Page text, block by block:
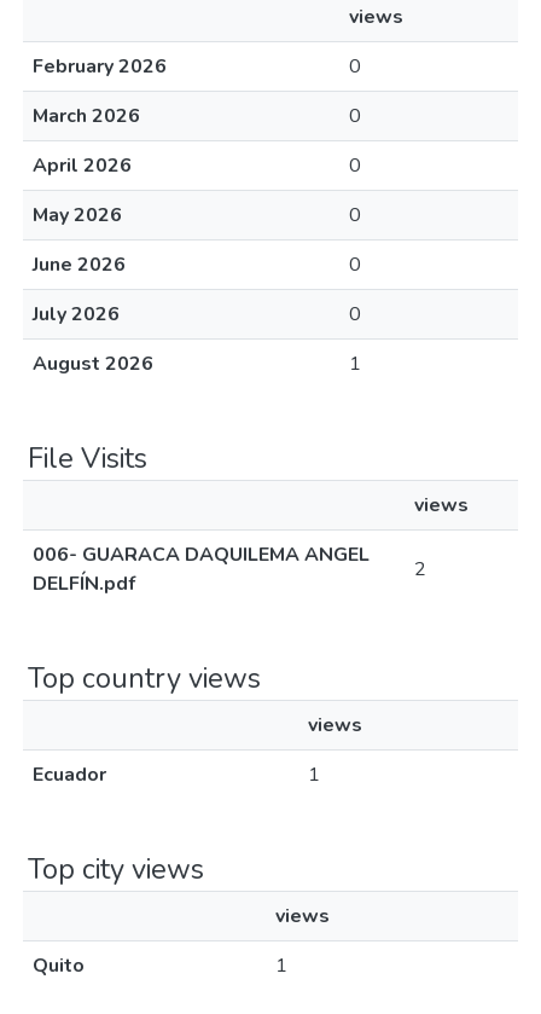
views
February 2026
0
March 2026
0
April 2026
0
May 2026
0
June 2026
0
July 2026
0
August 2026
1
File Visits
views
006- GUARACA DAQUILEMA ANGEL
DELFÍN.pdf
2
Top country views
views
Ecuador
1
Top city views
views
Quito
1